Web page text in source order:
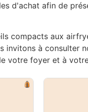
d'achat afin de
compacts aux
invitons à consulter
votre foyer et à